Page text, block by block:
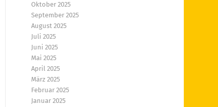
Oktober 2025
September 2025
August 2025
Juli 2025
Juni 2025
Mai 2025
April 2025
März 2025
Februar 2025
Januar 2025